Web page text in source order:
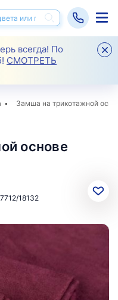
всегда! По
СМОТРЕТЬ
Замша на трикотажной
основе
18132